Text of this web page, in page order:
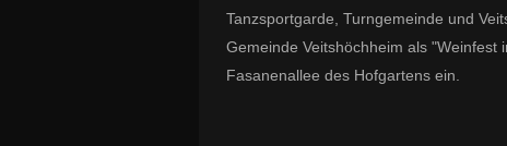
Tanzsportgarde, Turngemeinde und
Gemeinde Veitshöchheim als "Weinfest
Fasanenallee des Hofgartens ein.